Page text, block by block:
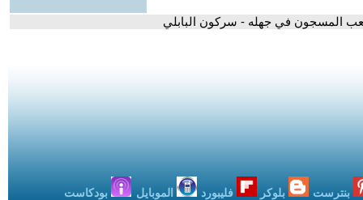
المسجون في جهله - سركون البابلي
بنترست بلوكر فليبورد الموبايل بودكاست